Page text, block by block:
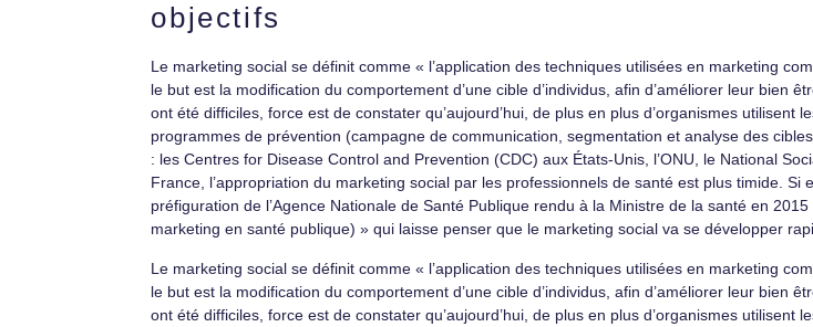
objectifs
Le marketing social se définit comme « l’application des techniques utilisées en marketing
le but est la modification du comportement d’une cible d’individus, afin d’améliorer leur bien
ont été difficiles, force est de constater qu’aujourd’hui, de plus en plus d’organismes
programmes de prévention (campagne de communication, segmentation et analyse des
: les Centres for Disease Control and Prevention (CDC) aux États-Unis, l’ONU, le National
France, l’appropriation du marketing social par les professionnels de santé est plus timide.
préfiguration de l’Agence Nationale de Santé Publique rendu à la Ministre de la santé en
marketing en santé publique) » qui laisse penser que le marketing social va se développer
Le marketing social se définit comme « l’application des techniques utilisées en marketing
le but est la modification du comportement d’une cible d’individus, afin d’améliorer leur bien
ont été difficiles, force est de constater qu’aujourd’hui, de plus en plus d’organismes